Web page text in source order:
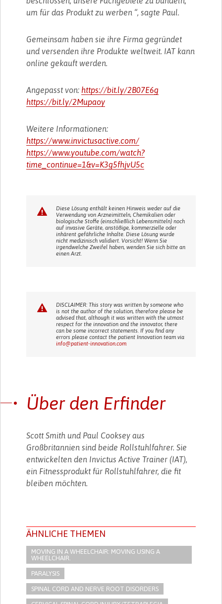
um für das Produkt zu werben “, sagte Paul.
Gemeinsam haben sie ihre Firma gegründet
und versenden ihre Produkte weltweit. IAT kann
online gekauft werden.
Angepasst von: https://bit.ly/2B07E6g
https://bit.ly/2Mupaoy
Weitere Informationen:
https://www.invictusactive.com/
https://www.youtube.com/watch?
time_continue=1&v=K3g5fhjvU5c
Diese Lösung enthält keinen Hinweis weder auf die
Verwendung von Arzneimitteln, Chemikalien oder
biologische Stoffe (einschließlich Lebensmitteln) noch
auf invasive Geräte, anstößige, kommerzielle oder
inhärent gefährliche Inhalte. Diese Lösung wurde
nicht medizinisch validiert. Vorsicht! Wenn Sie
irgendwelche Zweifel haben, wenden Sie sich bitte an
einen Arzt.
DISCLAIMER: This story was written by someone who
is not the author of the solution, therefore please be
advised that, although it was written with the utmost
respect for the innovation and the innovator, there
can be some incorrect statements. If you find any
errors please contact the patient Innovation team via
info@patient-innovation.com
Über den Erfinder
Scott Smith und Paul Cooksey aus
Großbritannien sind beide Rollstuhlfahrer. Sie
entwickelten den Invictus Active Trainer (IAT),
ein Fitnessprodukt für Rollstuhlfahrer, die fit
bleiben möchten.
ÄHNLICHE THEMEN
MOVING IN A WHEELCHAIR: MOVING USING A
WHEELCHAIR.
PARALYSIS
SPINAL CORD AND NERVE ROOT DISORDERS